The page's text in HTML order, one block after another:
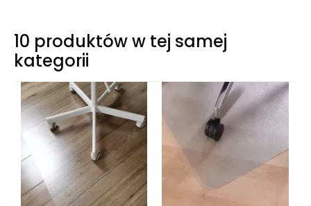
10 produktów w tej samej
kategorii